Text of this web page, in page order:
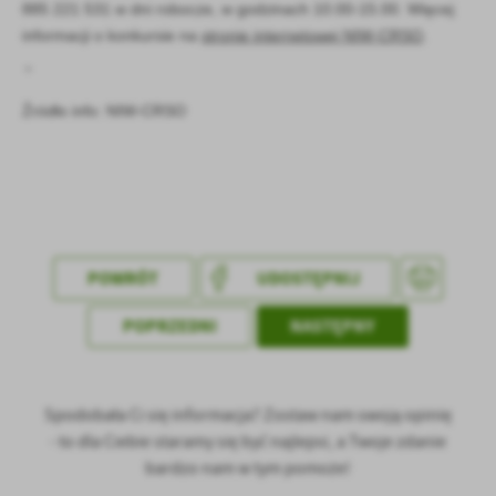
885 221 531 w dni robocze, w godzinach 10.00-15.00. Więcej
informacji o konkursie na stronie internetowej NIW-CRSO
Źródło info: NIW-CRSO
POWRÓT UDOSTĘPNIJ
POPRZEDNI NASTĘPNY
Spodobała Ci się informacja? Zostaw nam swoją opinię
- to dla Ciebie staramy się być najlepsi, a Twoje zdanie
bardzo nam w tym pomoże!